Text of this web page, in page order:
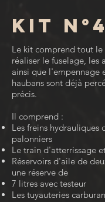
KIT n°4
Le kit comprend tout
réaliser le fuselage, les
ainsi que l'empennage
haubans sont déjà
précis.
Il comprend :
Les freins hydrauliques
palonniers
Le train d'atterrissage
Réservoirs d'aile de
une réserve de
7 litres avec testeur
Les tuyauteries